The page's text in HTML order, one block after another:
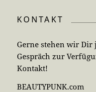
KONTAKT
Gerne stehen wir Dir
Gespräch zur
Kontakt!
BEAUTYPUNK.com